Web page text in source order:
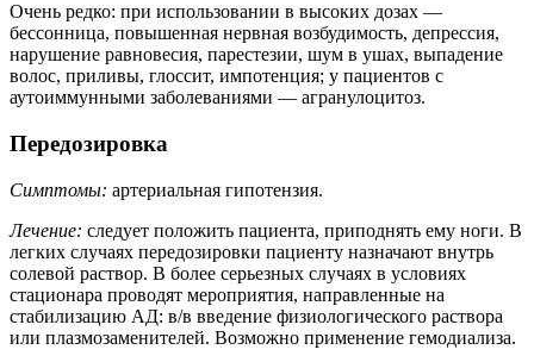
Очень редко: при использовании в высоких дозах —
бессонница, повышенная нервная возбудимость, депрессия,
нарушение равновесия, парестезии, шум в ушах, выпадение
волос, приливы, глоссит, импотенция; у пациентов с
аутоиммунными заболеваниями — агранулоцитоз.
Передозировка
Симптомы: артериальная гипотензия.
Лечение: следует положить пациента, приподнять ему ноги. В
легких случаях передозировки пациенту назначают внутрь
солевой раствор. В более серьезных случаях в условиях
стационара проводят мероприятия, направленные на
стабилизацию АД: в/в введение физиологического раствора
или плазмозаменителей. Возможно применение гемодиализа.